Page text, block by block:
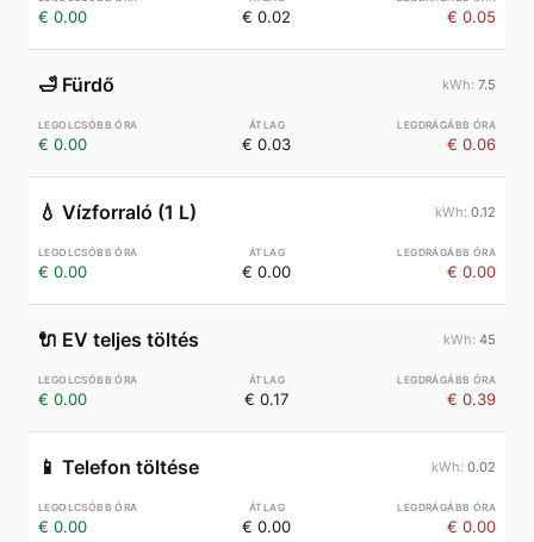
€ 0.00 € 0.02 € 0.05
🛁 Fürdő 7.5
€ 0.00 € 0.03 € 0.06
💧 Vízforraló (1 L) 0.12
€ 0.00 € 0.00 € 0.00
🔌 EV teljes töltés 45
€ 0.00 € 0.17 € 0.39
📱 Telefon töltése 0.02
€ 0.00 € 0.00 € 0.00